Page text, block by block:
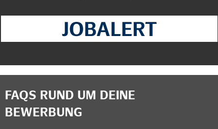
FAQS RUND UM DEINE
BEWERBUNG